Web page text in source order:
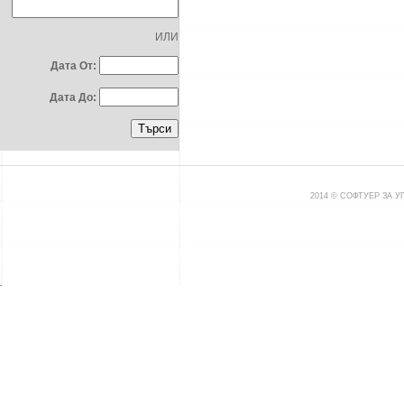
ИЛИ
Дата От:
Дата До:
2014 © СОФТУЕР ЗА